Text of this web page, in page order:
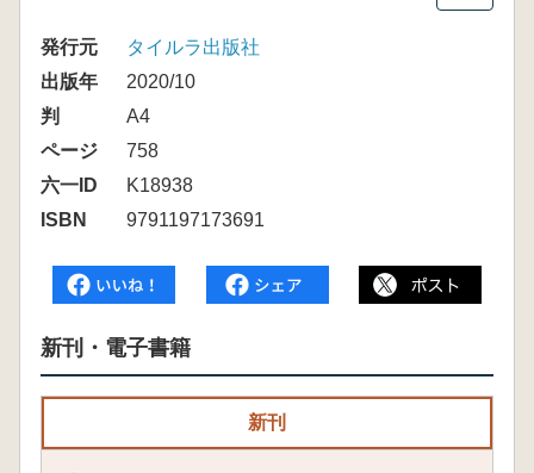
発行元
タイルラ出版社
出版年
2020/10
判
A4
ページ
758
六一ID
K18938
ISBN
9791197173691
新刊・電子書籍
新刊